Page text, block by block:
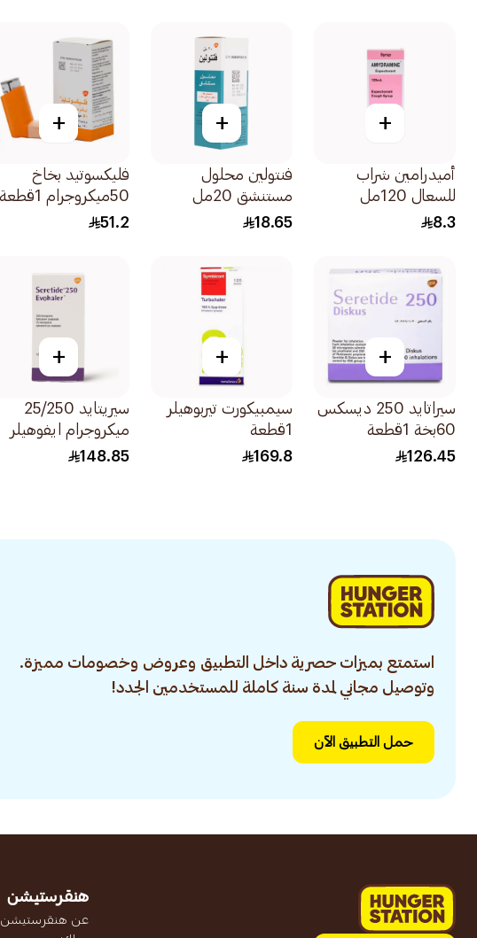
+
أميدرامين شراب
للسعال 120مل
8.3
+
فنتولين محلول
مستنشق 20مل
18.65
+
فليكسوتيد بخاخ
50ميكروجرام 1قطعة
51.2
+
سيراتايد 250 ديسكس
60بخة 1قطعة
126.45
+
سيمبيكورت تيربوهيلر
1قطعة
169.8
+
سيريتايد 25/250
ميكروجرام ايفوهيلر
120 بخة معايرة148.85
استمتع بميزات حصرية داخل التطبيق وعروض وخصومات مميزة.
وتوصيل مجاني لمدة سنة كاملة للمستخدمين الجدد!
حمل التطبيق الآن
هنقرستيشن
عن هنقرستيشن